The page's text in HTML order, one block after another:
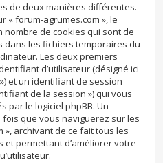
de deux manières différentes.
« forum-agrumes.com », le
nombre de cookies qui sont de
les fichiers temporaires du
Les deux premiers
d’utilisateur (désigné ici
et un identifiant de session
de la session ») qui vous
par le logiciel phpBB. Un
que vous naviguerez sur les
», archivant de ce fait tous les
permettant d’améliorer votre